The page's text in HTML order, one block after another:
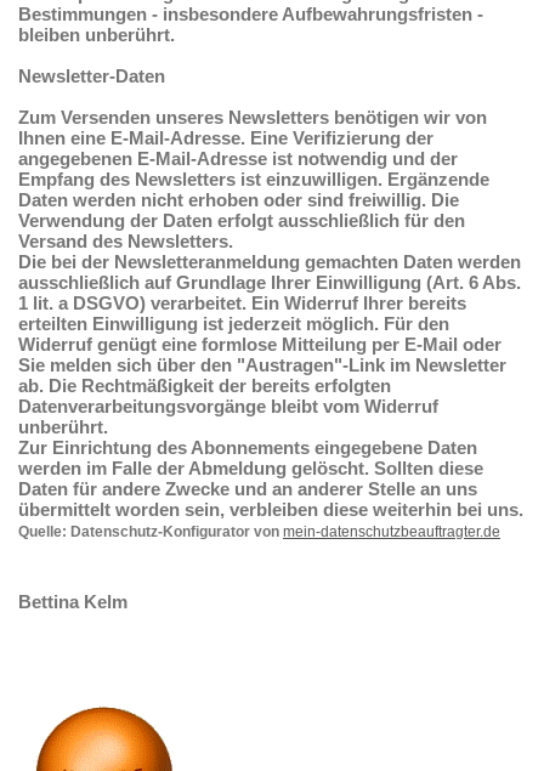
Bestimmungen - insbesondere Aufbewahrungsfristen -
bleiben unberührt.
Newsletter-Daten
Zum Versenden unseres Newsletters benötigen wir von
Ihnen eine E-Mail-Adresse. Eine Verifizierung der
angegebenen E-Mail-Adresse ist notwendig und der
Empfang des Newsletters ist einzuwilligen. Ergänzende
Daten werden nicht erhoben oder sind freiwillig. Die
Verwendung der Daten erfolgt ausschließlich für den
Versand des Newsletters.
Die bei der Newsletteranmeldung gemachten Daten werden
ausschließlich auf Grundlage Ihrer Einwilligung (Art. 6 Abs.
1 lit. a DSGVO) verarbeitet. Ein Widerruf Ihrer bereits
erteilten Einwilligung ist jederzeit möglich. Für den
Widerruf genügt eine formlose Mitteilung per E-Mail oder
Sie melden sich über den "Austragen"-Link im Newsletter
ab. Die Rechtmäßigkeit der bereits erfolgten
Datenverarbeitungsvorgänge bleibt vom Widerruf
unberührt.
Zur Einrichtung des Abonnements eingegebene Daten
werden im Falle der Abmeldung gelöscht. Sollten diese
Daten für andere Zwecke und an anderer Stelle an uns
übermittelt worden sein, verbleiben diese weiterhin bei uns.
Quelle: Datenschutz-Konfigurator von mein-datenschutzbeauftragter.de
Bettina Kelm